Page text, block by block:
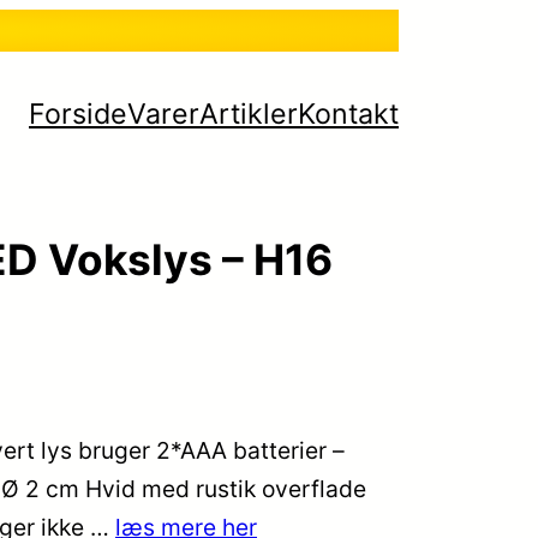
ForsideVarerArtiklerKontakt
Vokslys – H16
lys bruger 2*AAA batterier –
2 cm Hvid med rustik overflade
ikke … læs mere her